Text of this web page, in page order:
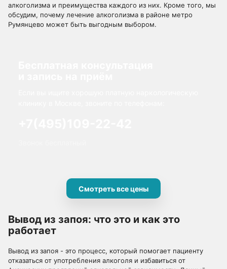
алкоголизма и преимущества каждого из них. Кроме того, мы
обсудим, почему лечение алкоголизма в районе метро
Румянцево может быть выгодным выбором.
Смотреть все цены
Вывод из запоя: что это и как это
работает
Вывод из запоя - это процесс, который помогает пациенту
отказаться от употребления алкоголя и избавиться от